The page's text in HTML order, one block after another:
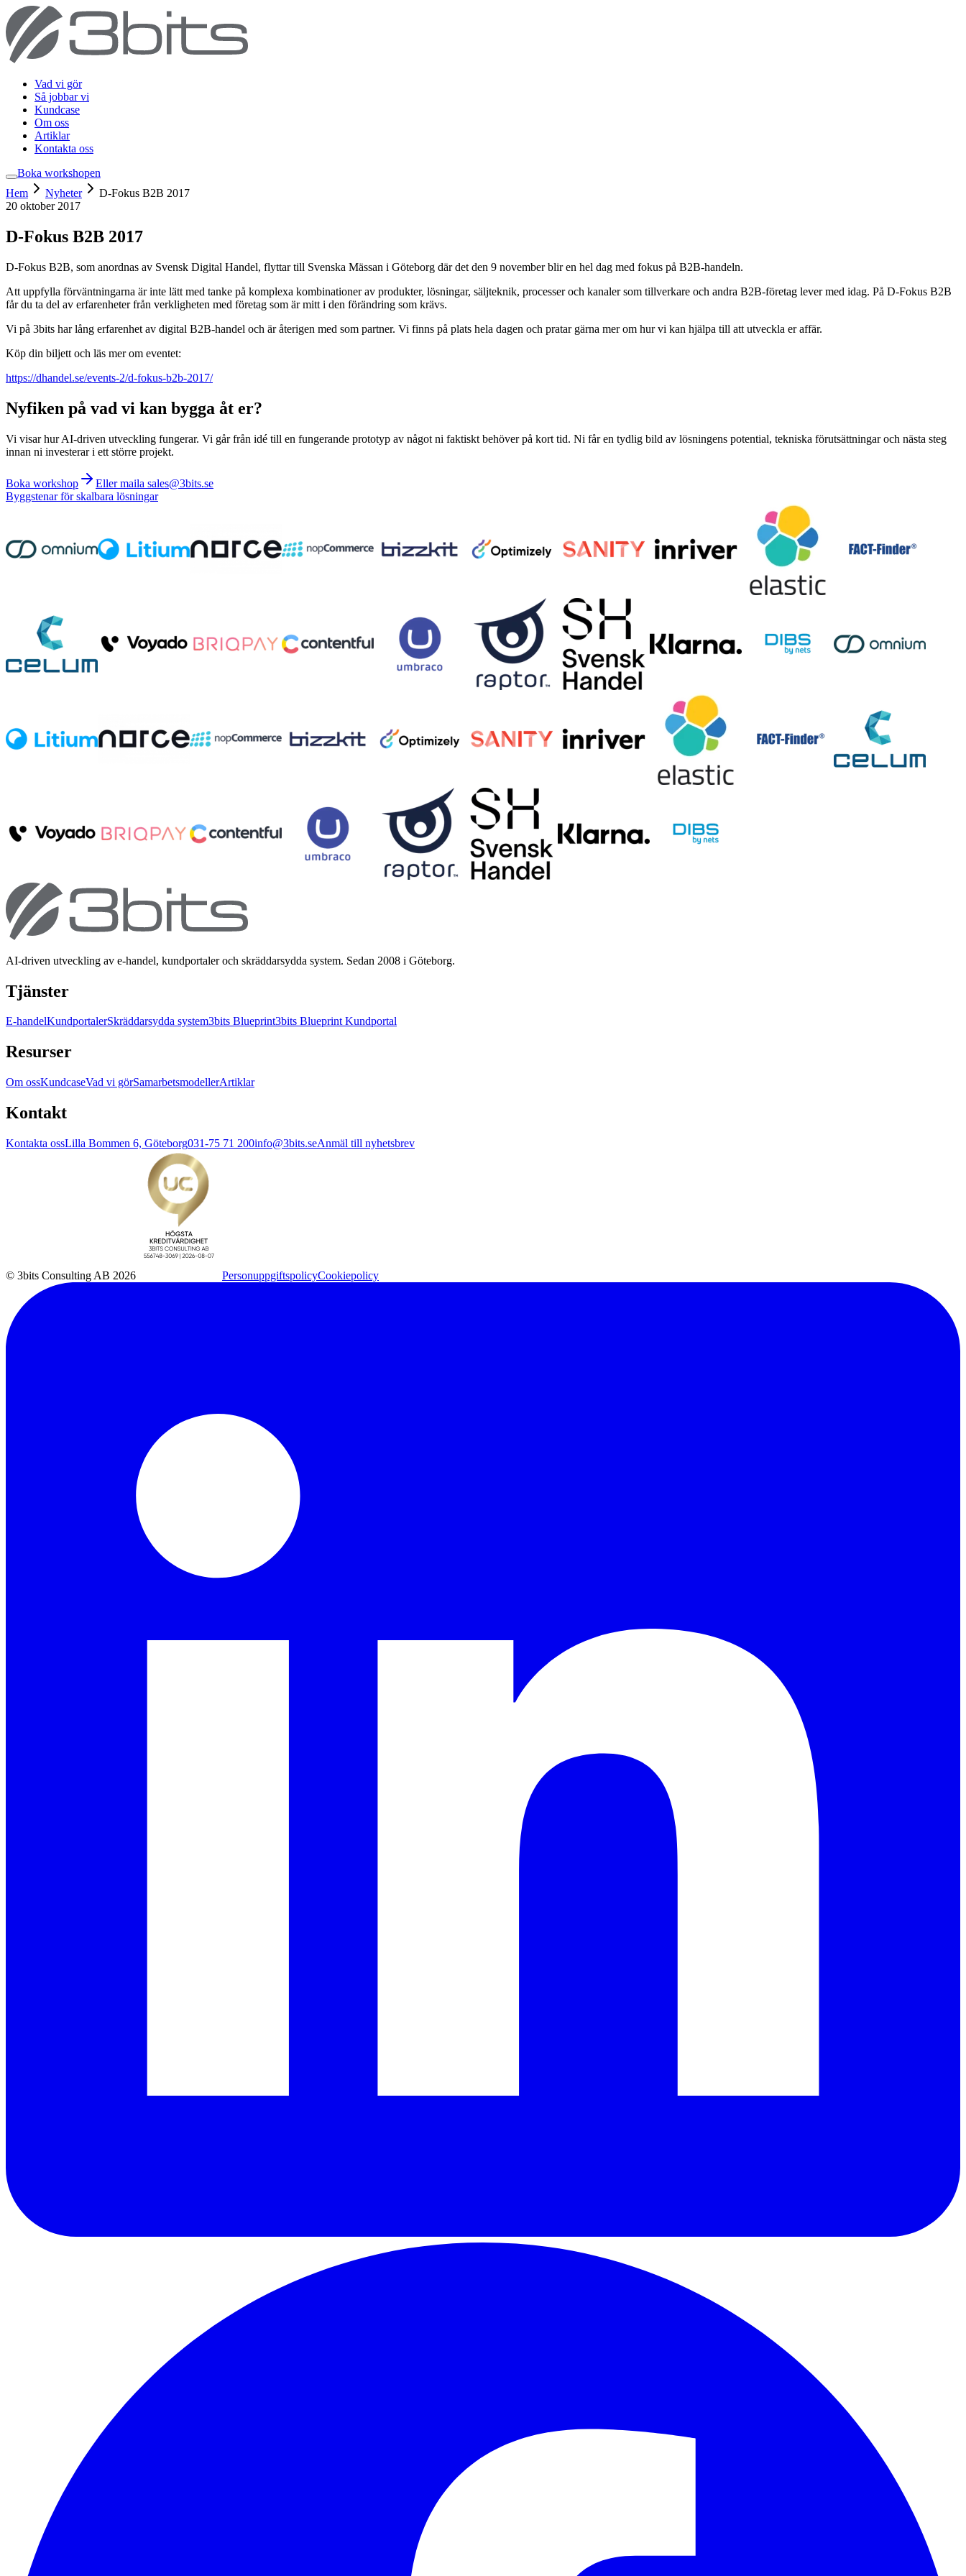
Vad vi gör
Så jobbar vi
Kundcase
Om oss
Artiklar
Kontakta oss
Boka workshopen
Hem
Nyheter
D-Fokus B2B 2017
20 oktober 2017
D-Fokus B2B 2017
D-Fokus B2B, som anordnas av Svensk Digital Handel, flyttar till Svenska Mässan i Göteborg där det den 9 november blir en hel dag med fokus på B2B-handeln.
Att uppfylla förväntningarna är inte lätt med tanke på komplexa kombinationer av produkter, lösningar, säljteknik, processer och kanaler som tillverkare och andra B2B-företag lever med idag. På D-Fokus B2B
får du ta del av erfarenheter från verkligheten med företag som är mitt i den förändring som krävs.
Vi på 3bits har lång erfarenhet av digital B2B-handel och är återigen med som partner. Vi finns på plats hela dagen och pratar gärna mer om hur vi kan hjälpa till att utveckla er affär.
Köp din biljett och läs mer om eventet:
https://dhandel.se/events-2/d-fokus-b2b-2017/
Nyfiken på vad vi kan bygga åt er?
Vi visar hur AI-driven utveckling fungerar. Vi går från idé till en fungerande prototyp av något ni faktiskt behöver på kort tid. Ni får en tydlig bild av lösningens potential, tekniska förutsättningar och nästa steg
innan ni investerar i ett större projekt.
Boka workshop
Eller maila sales@3bits.se
Byggstenar för skalbara lösningar
AI-driven utveckling av e-handel, kundportaler och skräddarsydda system. Sedan 2008 i Göteborg.
Tjänster
E-handelKundportalerSkräddarsydda system3bits Blueprint3bits Blueprint Kundportal
Resurser
Om ossKundcaseVad vi görSamarbetsmodellerArtiklar
Kontakt
Kontakta ossLilla Bommen 6, Göteborg031-75 71 200info@3bits.seAnmäl till nyhetsbrev
© 3bits Consulting AB 2026 PersonuppgiftspolicyCookiepolicy